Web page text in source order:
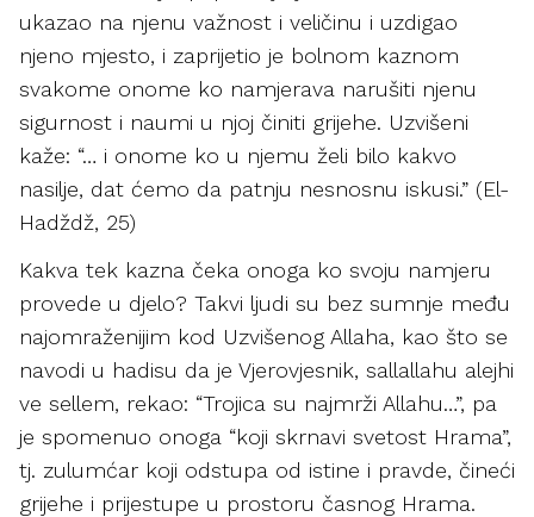
ukazao na njenu važnost i veličinu i uzdigao
njeno mjesto, i zaprijetio je bolnom kaznom
svakome onome ko namjerava narušiti njenu
sigurnost i naumi u njoj činiti grijehe. Uzvišeni
kaže: “… i onome ko u njemu želi bilo kakvo
nasilje, dat ćemo da patnju nesnosnu iskusi.” (El-
Hadždž, 25)
Kakva tek kazna čeka onoga ko svoju namjeru
provede u djelo? Takvi ljudi su bez sumnje među
najomraženijim kod Uzvišenog Allaha, kao što se
navodi u hadisu da je Vjerovjesnik, sallallahu alejhi
ve sellem, rekao: “Trojica su najmrži Allahu…”, pa
je spomenuo onoga “koji skrnavi svetost Hrama”,
tj. zulumćar koji odstupa od istine i pravde, čineći
grijehe i prijestupe u prostoru časnog Hrama.